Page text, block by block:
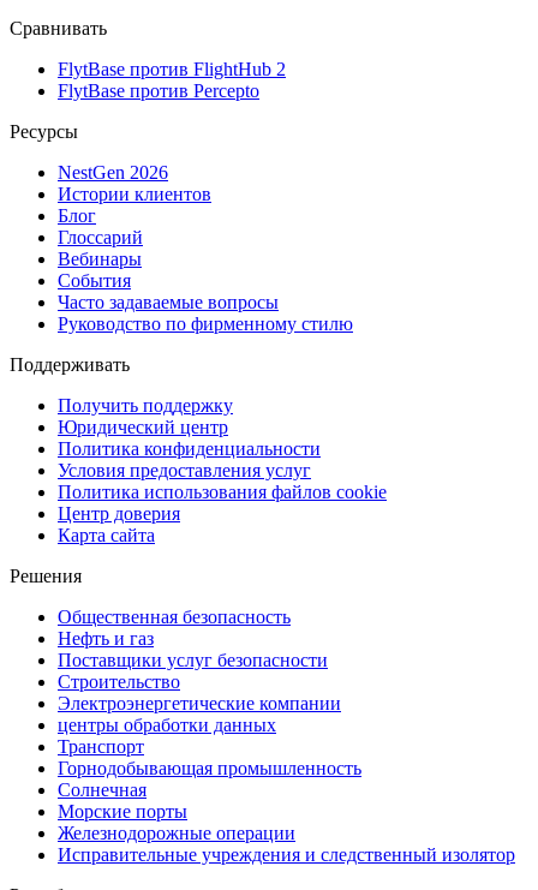
Сравнивать
FlytBase против FlightHub 2
FlytBase против Percepto
Ресурсы
NestGen 2026
Истории клиентов
Блог
Глоссарий
Вебинары
События
Часто задаваемые вопросы
Руководство по фирменному стилю
Поддерживать
Получить поддержку
Юридический центр
Политика конфиденциальности
Условия предоставления услуг
Политика использования файлов cookie
Центр доверия
Карта сайта
Решения
Общественная безопасность
Нефть и газ
Поставщики услуг безопасности
Строительство
Электроэнергетические компании
центры обработки данных
Транспорт
Горнодобывающая промышленность
Солнечная
Морские порты
Железнодорожные операции
Исправительные учреждения и следственный изолятор